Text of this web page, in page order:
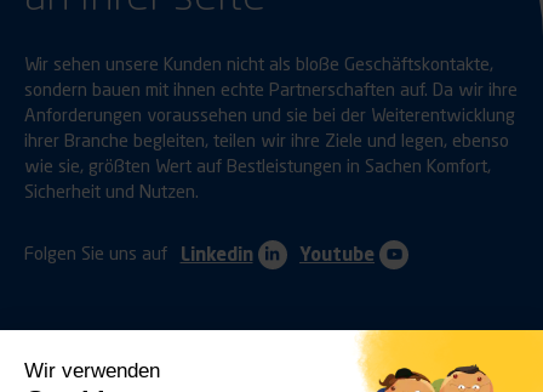
Wir verwenden
Wir sehen unsere Kunden nicht als bloße Geschäftskontakte,
sondern bauen mit ihnen echte Partnerschaften auf. Da wir ihre
Anforderungen voraussehen und sie bei der Weiterentwicklung
ihrer Branche begleiten, teilen wir ihre Ziele und legen, ebenso
wie sie, größten Wert auf Bestleistungen in Sachen Komfort,
Sicherheit und Nutzen.
Folgen Sie uns auf Linkedin Youtube